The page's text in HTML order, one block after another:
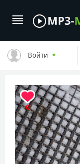
Войти
0